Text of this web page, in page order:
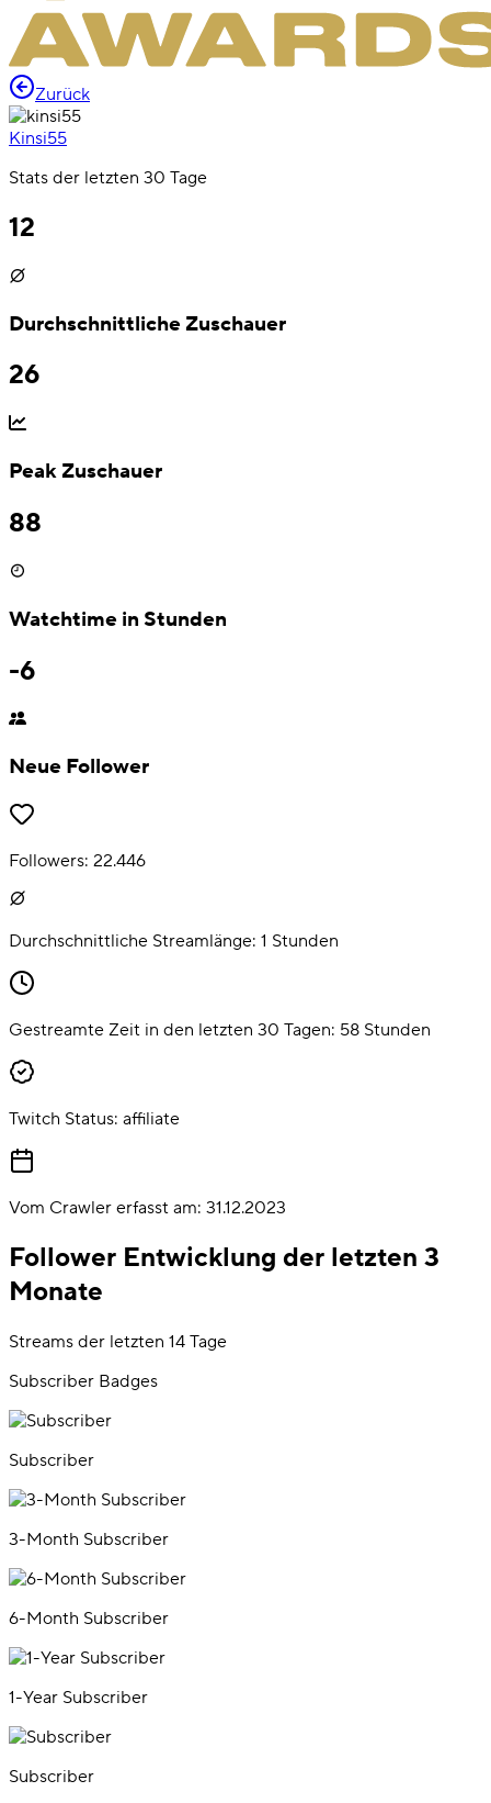
Zurück
Kinsi55
Stats der letzten 30 Tage
12
Durchschnittliche Zuschauer
26
Peak Zuschauer
88
Watchtime in Stunden
-6
Neue Follower
Followers: 22.446
Durchschnittliche Streamlänge: 1 Stunden
Gestreamte Zeit in den letzten 30 Tagen: 58 Stunden
Twitch Status: affiliate
Vom Crawler erfasst am: 31.12.2023
Follower Entwicklung der letzten 3
Monate
Streams der letzten 14 Tage
Subscriber Badges
Subscriber
3-Month Subscriber
6-Month Subscriber
1-Year Subscriber
Subscriber